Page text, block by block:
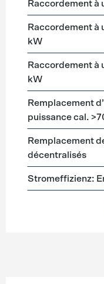
Raccordement à
Raccordement à
kW
Raccordement à
kW
Remplacement
puissance cal.
Remplacement
décentralisés
Stromeffizienz: